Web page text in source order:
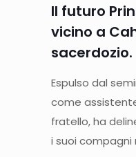
Il futuro
vicino a
sacerdozio.
Espulso dal
come
fratello, ha
i suoi